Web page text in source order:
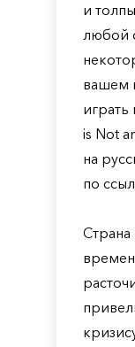
и
любой
вашем
играть
is Not
на
по
Страна